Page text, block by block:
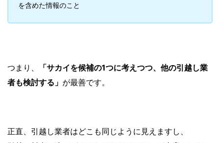
を含めた情報のこと
つまり、
「サカイを候補の1つに考えつつ、他の引越し業
者も検討する」 が最善です。
正直、引越し業者はどこも同じように見えますし、